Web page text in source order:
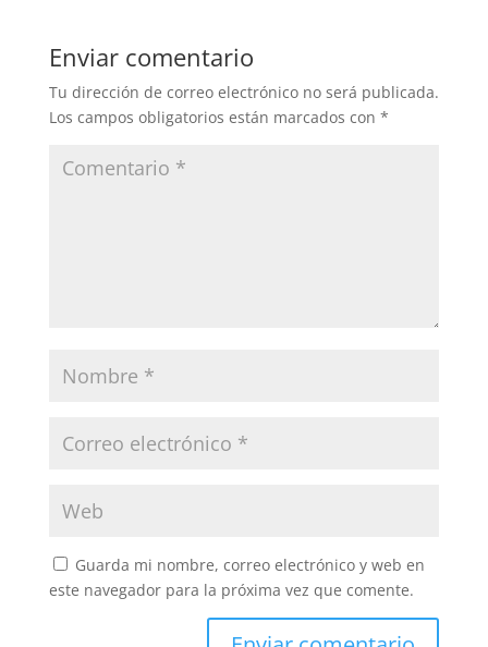
Enviar comentario
Tu dirección de correo electrónico no será publicada.
Los campos obligatorios están marcados con *
Guarda mi nombre, correo electrónico y web en
este navegador para la próxima vez que comente.